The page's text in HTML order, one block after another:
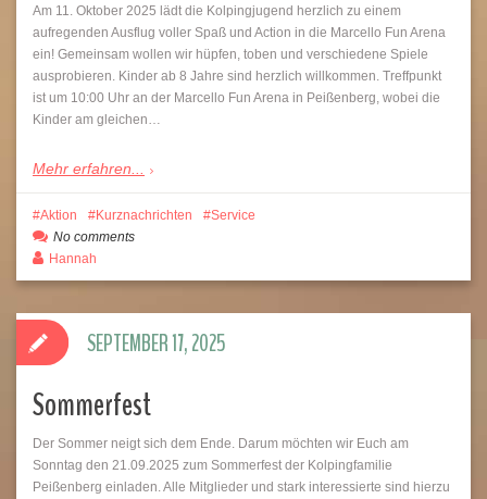
Am 11. Oktober 2025 lädt die Kolpingjugend herzlich zu einem
aufregenden Ausflug voller Spaß und Action in die Marcello Fun Arena
ein! Gemeinsam wollen wir hüpfen, toben und verschiedene Spiele
ausprobieren. Kinder ab 8 Jahre sind herzlich willkommen. Treffpunkt
ist um 10:00 Uhr an der Marcello Fun Arena in Peißenberg, wobei die
Kinder am gleichen…
Mehr erfahren...
Aktion Kurznachrichten
Service
No comments
Hannah
Sommerfest
Der Sommer neigt sich dem Ende. Darum möchten wir Euch am
Sonntag den 21.09.2025 zum Sommerfest der Kolpingfamilie
Peißenberg einladen. Alle Mitglieder und stark interessierte sind hierzu
SEPTEMBER 17, 2025